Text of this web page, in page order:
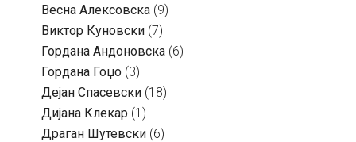
Весна Алексовска (9)
Виктор Куновски (7)
Гордана Андоновска (6)
Гордана Гоџо (3)
Дејан Спасевски (18)
Дијана Клекар (1)
Драган Шутевски (6)